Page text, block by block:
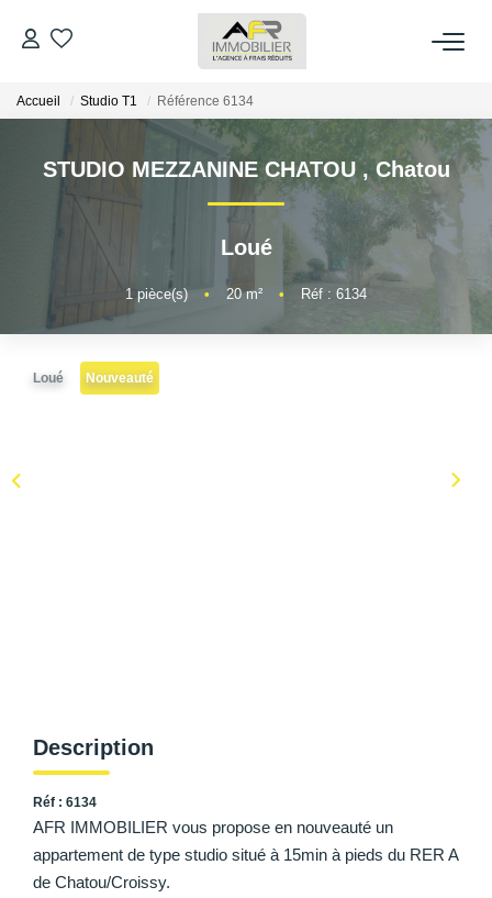
ACHETER
LOUER
ESTIMER
FAIRE GÉRER
Accueil Studio T1 Référence 6134
STUDIO MEZZANINE CHATOU , Chatou
Loué
1 pièce(s) • 20m² • Réf : 6134
Loué Nouveauté
Description
Réf : 6134
AFR IMMOBILIER vous propose en nouveauté un
appartement de type studio situé à 15min à pieds du RER A
de Chatou/Croissy.